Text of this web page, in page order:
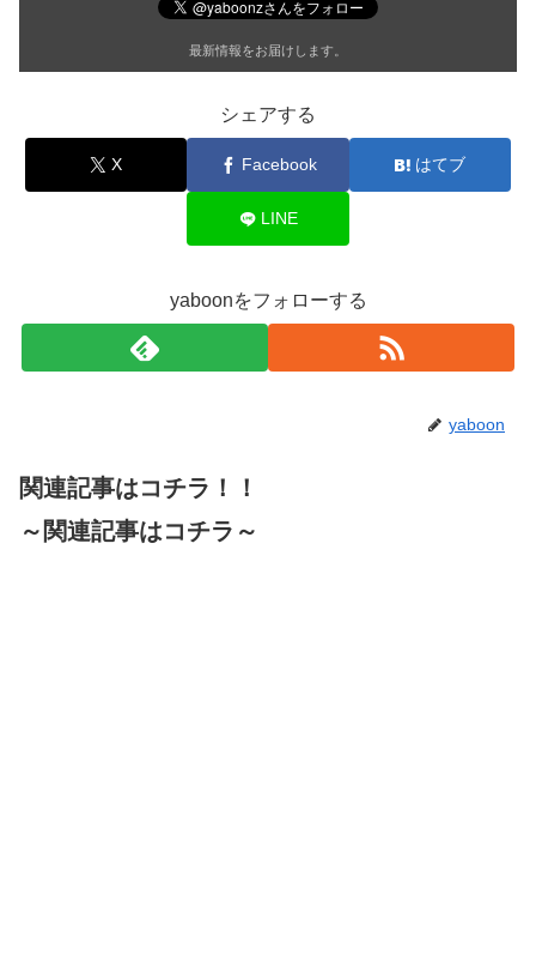
最新情報をお届けします。
シェアする
X Facebook はてブ
LINE
yaboonをフォローする
yaboon
関連記事はコチラ！！
～関連記事はコチラ～